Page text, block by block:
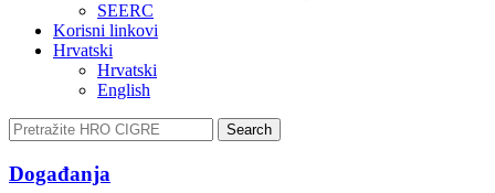
SEERC
Korisni linkovi
Hrvatski
Hrvatski
English
Search
Događanja​